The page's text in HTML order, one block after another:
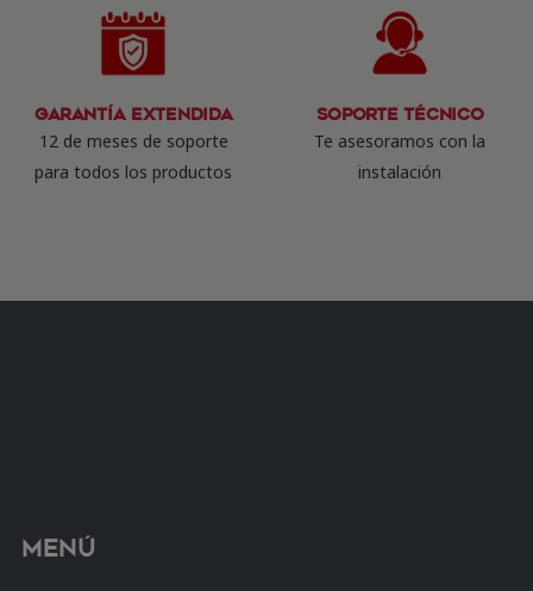
Garantía Extendida
12 de meses de soporte
para todos los productos
Soporte Técnico
Te asesoramos con la
instalación
Menú